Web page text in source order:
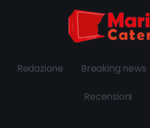
Redazione Breaking news
Recensioni